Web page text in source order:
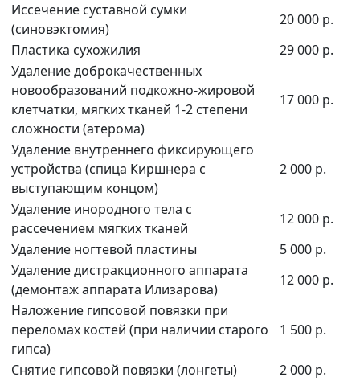
Иссечение суставной сумки
(синовэктомия)
20 000 р.
Пластика сухожилия
29 000 р.
Удаление доброкачественных
новообразований подкожно-жировой
клетчатки, мягких тканей 1-2 степени
сложности (атерома)
17 000 р.
Удаление внутреннего фиксирующего
устройства (спица Киршнера с
выступающим концом)
2 000 р.
Удаление инородного тела с
рассечением мягких тканей
12 000 р.
Удаление ногтевой пластины
5 000 р.
Удаление дистракционного аппарата
(демонтаж аппарата Илизарова)
12 000 р.
Наложение гипсовой повязки при
переломах костей (при наличии старого
гипса)
1 500 р.
Снятие гипсовой повязки (лонгеты)
2 000 р.